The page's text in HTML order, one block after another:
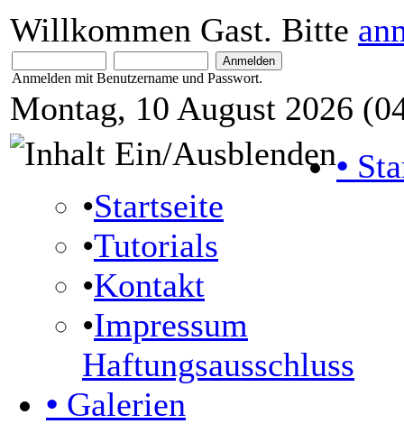
Willkommen Gast. Bitte
Anmelden mit Benutzername und Passwort.
Montag, 10 August 2026
•
•Startseite
•Tutorials
•Kontakt
•Impressum
Haftungsausschluss
• Galerien